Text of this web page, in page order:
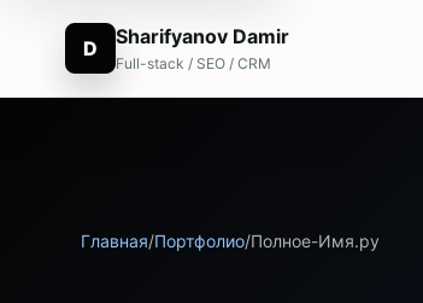
D Sharifyanov Damir
Full-stack / SEO / CRM
Главная/Портфолио/Полное-Имя.ру